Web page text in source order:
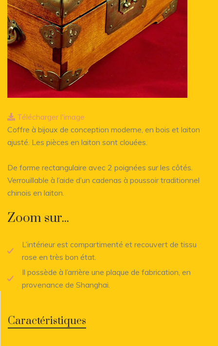
Télécharger l'image
Coffre à bijoux de conception moderne, en bois et laiton
ajusté. Les pièces en laiton sont clouées.
De forme rectangulaire avec 2 poignées sur les côtés.
Verrouillable à l’aide d’un cadenas à poussoir traditionnel
chinois en laiton.
Zoom sur...
L’intérieur est compartimenté et recouvert de tissu
rose en très bon état.
Il possède à l’arrière une plaque de fabrication, en
provenance de Shanghai.
Caractéristiques